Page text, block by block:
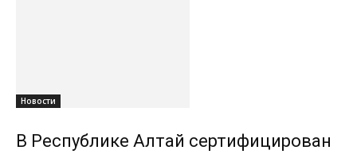
Новости
В Республике Алтай сертифицирован